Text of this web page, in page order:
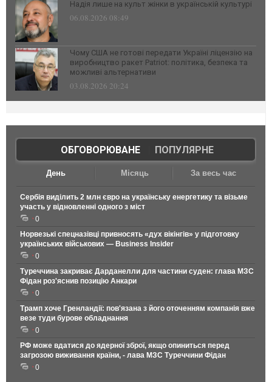
Надія лише на культ жінки в українській культурі
06.08.2026 08:49
Чому США не готові передати Україні ліцензію на
виробництво ракет Patriot: політика, безпека та
можливі альтернативи
03.08.2026 20:24
ОБГОВОРЮВАНЕ| ПОПУЛЯРНЕ
День Місяць За весь час
Сербія виділить 2 млн євро на українську енергетику та візьме
участь у відновленні одного з міст
0
Норвезькі спецназівці привносять «дух вікінгів» у підготовку
українських військових — Business Insider
0
Туреччина закриває Дарданелли для частини суден: глава МЗС
Фідан роз'яснив позицію Анкари
0
Трамп хоче Гренландії: пов'язана з його оточенням компанія вже
везе туди бурове обладнання
0
РФ може вдатися до ядерної зброї, якщо опиниться перед
загрозою виживання країни, - лава МЗС Туреччини Фідан
0